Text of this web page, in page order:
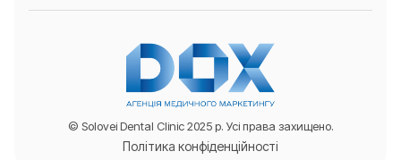
© Solovei Dental Clinic 2025 р. Усі права захищено.
Політика конфіденційності